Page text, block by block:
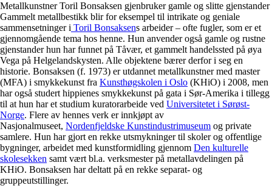
Metallkunstner Toril Bonsaksen gjenbruker gamle og slitte gjenstander
Gammelt metallbestikk blir for eksempel til intrikate og geniale
sammensetninger i Toril Bonsaksens arbeider – ofte fugler, som er et
gjennomgående tema hos henne. Hun anvender også gamle og rustne
gjenstander hun har funnet på Tåvær, et gammelt handelssted på øya
Vega på Helgelandskysten. Alle objektene bærer derfor i seg en
historie. Bonsaksen (f. 1973) er utdannet metallkunstner med master
(MFA) i smykkekunst fra Kunsthøgskolen i Oslo (KHiO) i 2008, men
har også studert hippienes smykkekunst på gata i Sør-Amerika i tillegg
til at hun har et studium kuratorarbeide ved Universitetet i Sørøst-
Norge. Flere av hennes verk er innkjøpt av
Nasjonalmuseet, Nordenfjeldske Kunstindustrimuseum og private
samlere. Hun har gjort en rekke utsmykninger til skoler og offentlige
bygninger, arbeidet med kunstformidling gjennom Den kulturelle
skolesekken samt vært bl.a. verksmester på metallavdelingen på
KHiO. Bonsaksen har deltatt på en rekke separat- og
gruppeutstillinger.